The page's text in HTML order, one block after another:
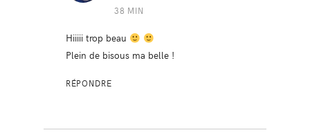
38 MIN
Hiiiii trop beau
Plein de bisous ma belle !
RÉPONDRE